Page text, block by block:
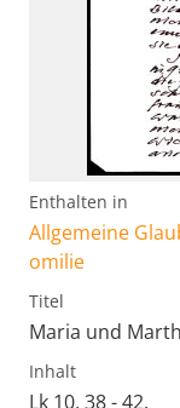
Enthalten in
Allgemeine
omilie
Titel
Maria und
Inhalt
Lk 10, 38 - 42.